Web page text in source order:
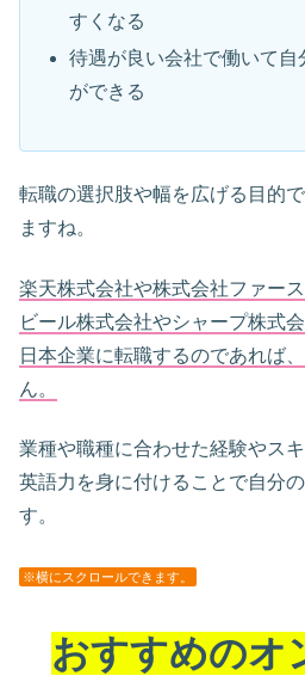
すくなる
待遇が良い会社で働いて自
ができる
転職の選択肢や幅を広げる目的
ますね。
楽天株式会社や株式会社ファー
ビール株式会社やシャープ株式
日本企業に転職するのであれば
ん。
業種や職種に合わせた経験やス
英語力を身に付けることで自分
す。
※横にスクロールできます。
おすすめのオ